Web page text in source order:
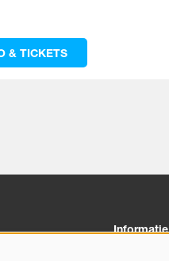
& TICKETS
Informatie